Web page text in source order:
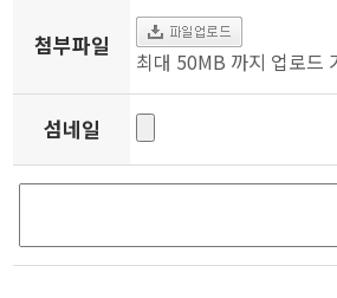
첨부파일
최대 50MB 까지 업로드
섬네일